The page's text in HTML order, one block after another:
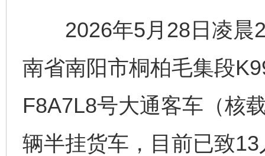
2026年5月28日凌晨2
南省南阳市桐柏毛集段
F8A7L8号大通客车（核
辆半挂货车，目前已致